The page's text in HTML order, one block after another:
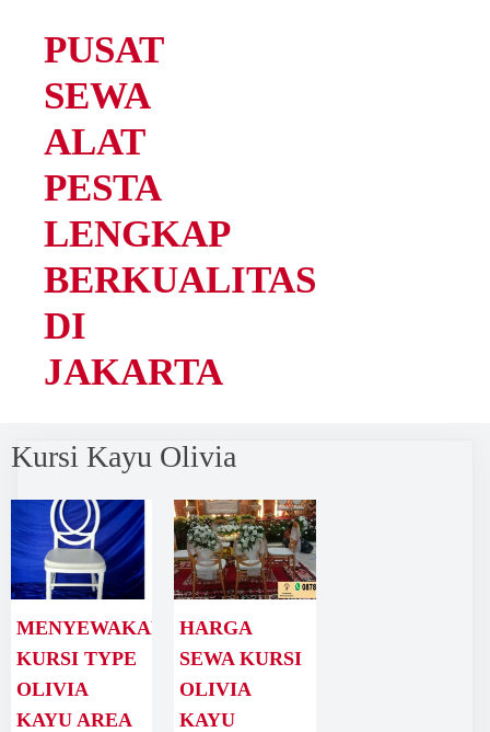
PUSAT
SEWA
ALAT
PESTA
LENGKAP
BERKUALITAS
DI
JAKARTA
Kursi Kayu Olivia
MENYEWAKAN
KURSI TYPE
OLIVIA
KAYU AREA
HARGA
SEWA KURSI
OLIVIA
KAYU